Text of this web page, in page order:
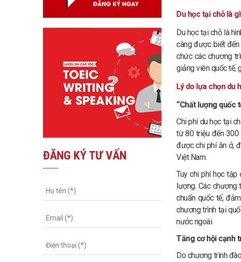
ĐĂNG KÝ TƯ VẤN
Du học tại chỗ là
Du học tại chỗ là
càng được biết
chức các chương
giảng viên quốc tế,
Lý do lựa chọn du
“Chất lượng quốc
Chi phí du học tại
từ 80 triệu đến 300
được chi phí ăn ở,
Việt Nam.
Tuy chi phí học
lượng. Các
chuẩn quốc tế,
chương trình tại
nước ngoài.
Tăng cơ hội cạnh
Do chương trình